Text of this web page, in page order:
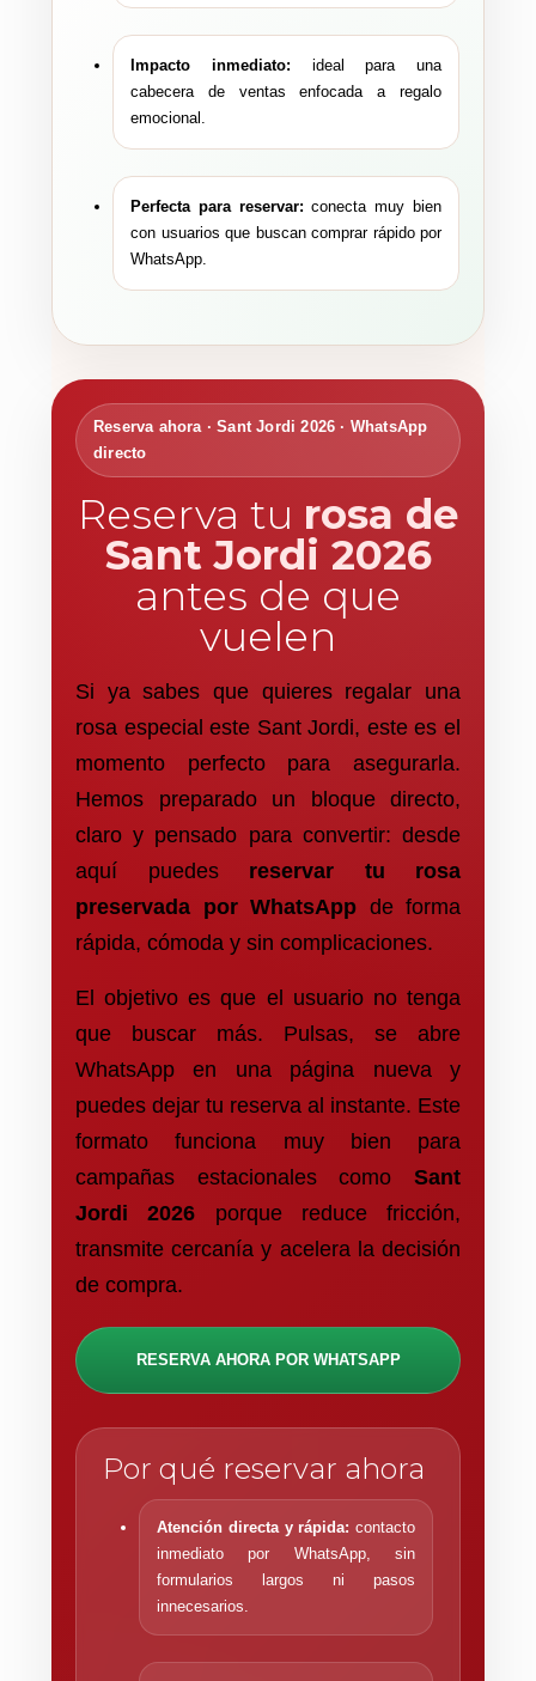
Impacto inmediato: ideal para una
cabecera de ventas enfocada a regalo
emocional.
Perfecta para reservar: conecta muy bien
con usuarios que buscan comprar rápido por
WhatsApp.
Reserva ahora · Sant Jordi 2026 · WhatsApp
directo
Reserva tu rosa de
Sant Jordi 2026
antes de que
vuelen
Si ya sabes que quieres regalar una
rosa especial este Sant Jordi, este es el
momento perfecto para asegurarla.
Hemos preparado un bloque directo,
claro y pensado para convertir: desde
aquí puedes reservar tu rosa
preservada por WhatsApp de forma
rápida, cómoda y sin complicaciones.
El objetivo es que el usuario no tenga
que buscar más. Pulsas, se abre
WhatsApp en una página nueva y
puedes dejar tu reserva al instante. Este
formato funciona muy bien para
campañas estacionales como Sant
Jordi 2026 porque reduce fricción,
transmite cercanía y acelera la decisión
de compra.
RESERVA AHORA POR WHATSAPP
Por qué reservar ahora
Atención directa y rápida: contacto
inmediato por WhatsApp, sin
formularios largos ni pasos
innecesarios.